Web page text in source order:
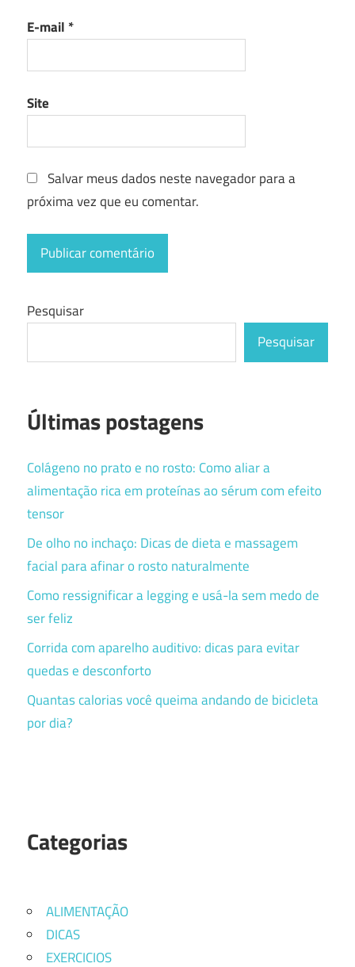
E-mail *
Site
Salvar meus dados neste navegador para a
próxima vez que eu comentar.
Pesquisar
Pesquisar
Últimas postagens
Colágeno no prato e no rosto: Como aliar a
alimentação rica em proteínas ao sérum com efeito
tensor
De olho no inchaço: Dicas de dieta e massagem
facial para afinar o rosto naturalmente
Como ressignificar a legging e usá-la sem medo de
ser feliz
Corrida com aparelho auditivo: dicas para evitar
quedas e desconforto
Quantas calorias você queima andando de bicicleta
por dia?
Categorias
ALIMENTAÇÃO
DICAS
EXERCICIOS